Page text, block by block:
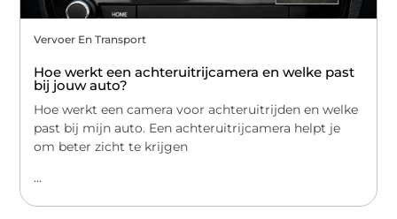
Vervoer En Transport
Hoe werkt een achteruitrijcamera en welke past
bij jouw auto?
Hoe werkt een camera voor achteruitrijden en welke
past bij mijn auto. Een achteruitrijcamera helpt je
om beter zicht te krijgen
...